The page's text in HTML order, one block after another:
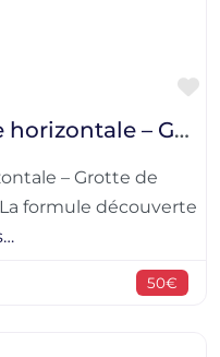
½ Journée découverte horizontale – Grotte de Rébénacq / Izeste / Capbis
– Grotte de
formule découverte
50€